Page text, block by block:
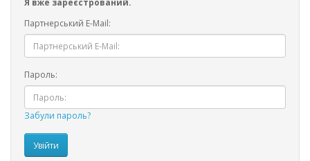
Я вже зареєстрований.
Партнерський E-Mail:
Пароль:
Забули пароль?